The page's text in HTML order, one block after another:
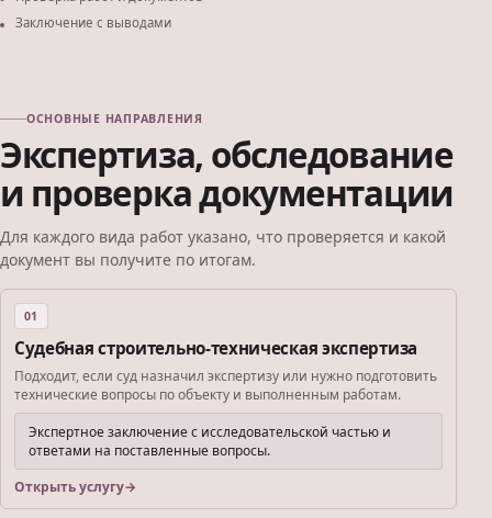
Заключение с выводами
ОСНОВНЫЕ НАПРАВЛЕНИЯ
Экспертиза, обследование
и проверка документации
Для каждого вида работ указано, что проверяется и какой
документ вы получите по итогам.
01
Судебная строительно-техническая экспертиза
Подходит, если суд назначил экспертизу или нужно подготовить
технические вопросы по объекту и выполненным работам.
Экспертное заключение с исследовательской частью и
ответами на поставленные вопросы.
Открыть услугу